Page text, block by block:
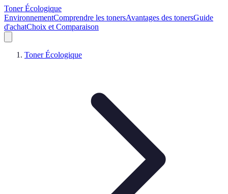
Toner Écologique
EnvironnementComprendre les tonersAvantages des tonersGuide
d'achatChoix et Comparaison
Toner Écologique